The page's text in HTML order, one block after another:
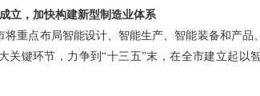
立，加快构建新型制造业体系
将重点布局智能设计、智能生产、智能装备和产品
关键环节，力争到“十三五”末，在全市建立起以